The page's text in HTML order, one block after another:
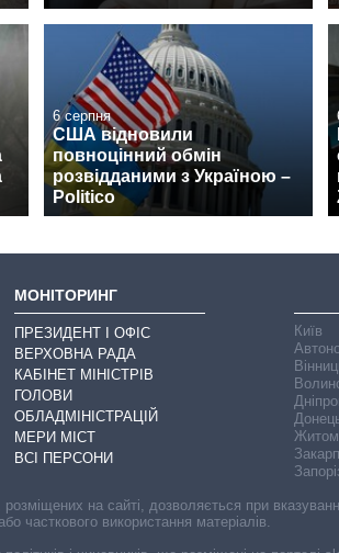
6 серпня
США відновили
повноцінний обмін
розвідданими з Україною –
Politico
МОНІТОРИНГ
ПРЕЗИДЕНТ І ОФІС
ВЕРХОВНА РАДА
КАБІНЕТ МІНІСТРІВ
ГОЛОВИ
ОБЛАДМІНІСТРАЦІЙ
МЕРИ МІСТ
ВСІ ПЕРСОНИ
Київ
розміщених на сайті, дозволяється при
часткового використання матеріалів.